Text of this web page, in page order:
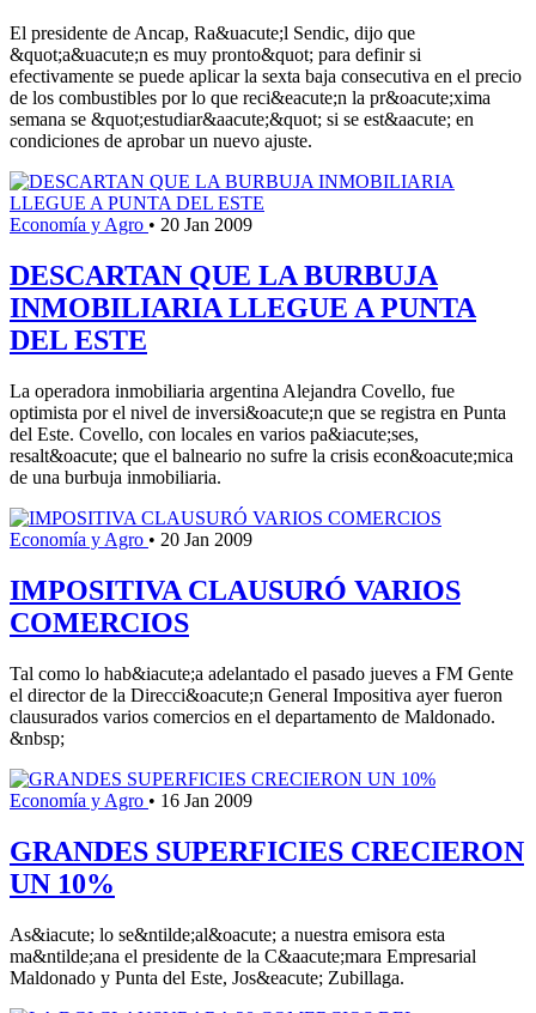
El presidente de Ancap, Ra&uacute;l Sendic, dijo que
&quot;a&uacute;n es muy pronto&quot; para definir si
efectivamente se puede aplicar la sexta baja consecutiva en el precio
de los combustibles por lo que reci&eacute;n la pr&oacute;xima
semana se &quot;estudiar&aacute;&quot; si se est&aacute; en
condiciones de aprobar un nuevo ajuste.
Economía y Agro • 20 Jan 2009
DESCARTAN QUE LA BURBUJA
INMOBILIARIA LLEGUE A PUNTA
DEL ESTE
La operadora inmobiliaria argentina Alejandra Covello, fue
optimista por el nivel de inversi&oacute;n que se registra en Punta
del Este. Covello, con locales en varios pa&iacute;ses,
resalt&oacute; que el balneario no sufre la crisis econ&oacute;mica
de una burbuja inmobiliaria.
Economía y Agro • 20 Jan 2009
IMPOSITIVA CLAUSURÓ VARIOS
COMERCIOS
Tal como lo hab&iacute;a adelantado el pasado jueves a FM Gente
el director de la Direcci&oacute;n General Impositiva ayer fueron
clausurados varios comercios en el departamento de Maldonado.
&nbsp;
Economía y Agro • 16 Jan 2009
GRANDES SUPERFICIES CRECIERON
UN 10%
As&iacute; lo se&ntilde;al&oacute; a nuestra emisora esta
ma&ntilde;ana el presidente de la C&aacute;mara Empresarial
Maldonado y Punta del Este, Jos&eacute; Zubillaga.